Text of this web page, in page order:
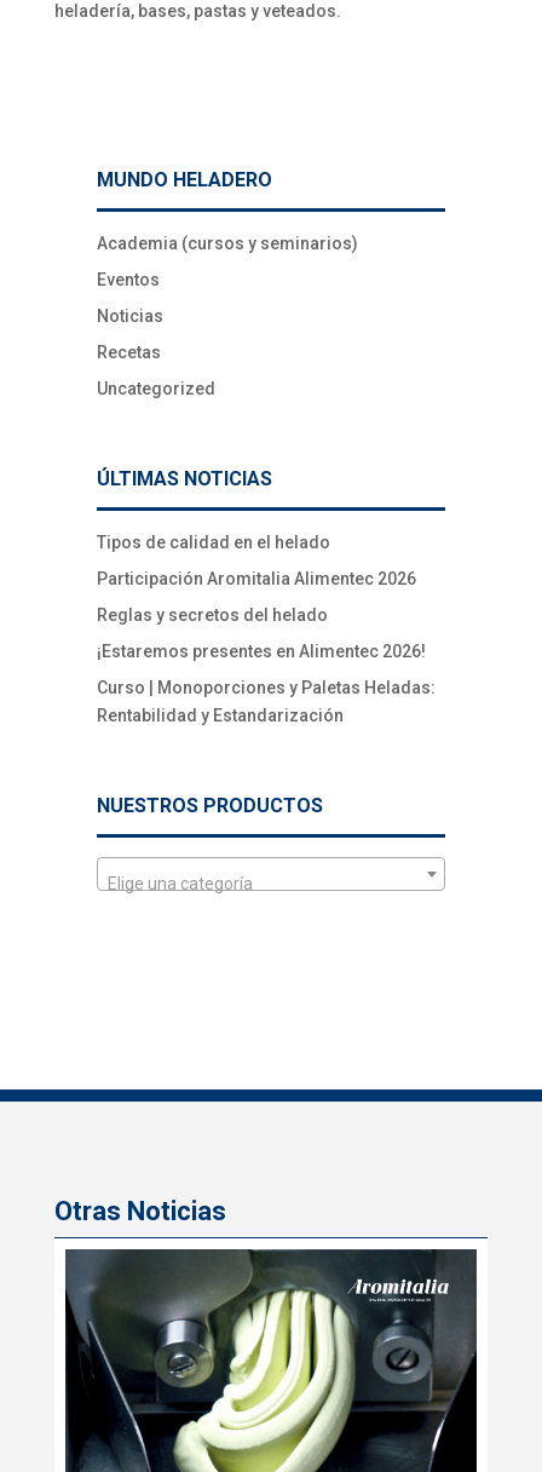
heladería, bases, pastas y veteados.
MUNDO HELADERO
Academia (cursos y seminarios)
Eventos
Noticias
Recetas
Uncategorized
ÚLTIMAS NOTICIAS
Tipos de calidad en el helado
Participación Aromitalia Alimentec 2026
Reglas y secretos del helado
¡Estaremos presentes en Alimentec 2026!
Curso | Monoporciones y Paletas Heladas:
Rentabilidad y Estandarización
NUESTROS PRODUCTOS
Elige una categoría
Otras Noticias